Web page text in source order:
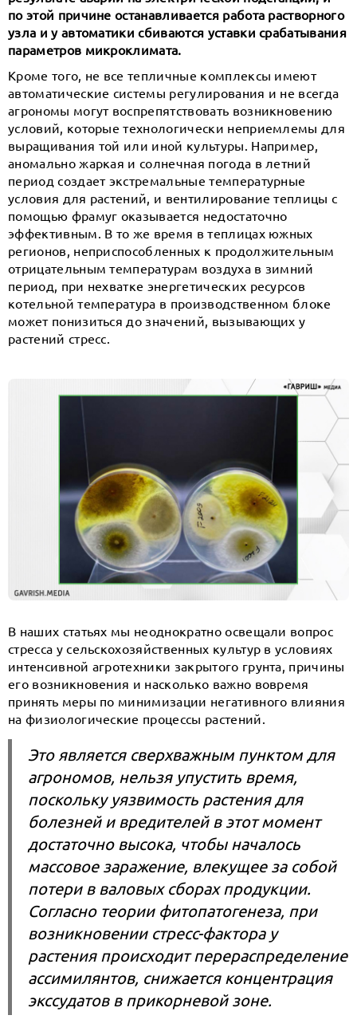
по этой причине останавливается работа растворного
узла и у автоматики сбиваются уставки срабатывания
параметров микроклимата.
Кроме того, не все тепличные комплексы имеют
автоматические системы регулирования и не всегда
агрономы могут воспрепятствовать возникновению
условий, которые технологически неприемлемы для
выращивания той или иной культуры. Например,
аномально жаркая и солнечная погода в летний
период создает экстремальные температурные
условия для растений, и вентилирование теплицы с
помощью фрамуг оказывается недостаточно
эффективным. В то же время в теплицах южных
регионов, неприспособленных к продолжительным
отрицательным температурам воздуха в зимний
период, при нехватке энергетических ресурсов
котельной температура в производственном блоке
может понизиться до значений, вызывающих у
растений стресс.
В наших статьях мы неоднократно освещали вопрос
стресса у сельскохозяйственных культур в условиях
интенсивной агротехники закрытого грунта, причины
его возникновения и насколько важно вовремя
принять меры по минимизации негативного влияния
на физиологические процессы растений.
Это является сверхважным пунктом для
агрономов, нельзя упустить время,
поскольку уязвимость растения для
болезней и вредителей в этот момент
достаточно высока, чтобы началось
массовое заражение, влекущее за собой
потери в валовых сборах продукции.
Согласно теории фитопатогенеза, при
возникновении стресс-фактора у
растения происходит перераспределение
ассимилянтов, снижается концентрация
экссудатов в прикорневой зоне.